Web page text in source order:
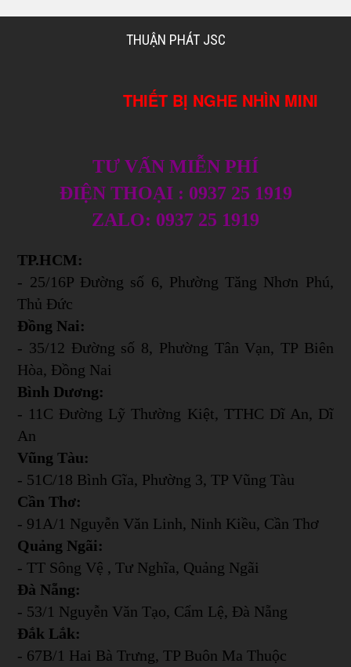
THUẬN PHÁT JSC
THIẾT BỊ NGHE NHÌN MINI
TƯ VẤN MIỄN PHÍ
ĐIỆN THOẠI : 0937 25 1919
ZALO: 0937 25 1919
TP.HCM:
- 25/16P Đường số 6, Phường Tăng Nhơn Phú,
Thủ Đức
Đồng Nai:
- 35/12 Đường số 8, Phường Tân Vạn, TP Biên
Hòa, Đồng Nai
Bình Dương:
- 11C Đường Lỹ Thường Kiệt, TTHC Dĩ An, Dĩ
An
Vũng Tàu:
- 51C/18 Bình Gĩa, Phường 3, TP Vũng Tàu
Cần Thơ:
- 91A/1 Nguyễn Văn Linh, Ninh Kiều, Cần Thơ
Quảng Ngãi:
- TT Sông Vệ , Tư Nghĩa, Quảng Ngãi
Đà Nẵng:
- 53/1 Nguyễn Văn Tạo, Cẩm Lệ, Đà Nẵng
Đắk Lắk:
- 67B/1 Hai Bà Trưng, TP Buôn Ma Thuộc